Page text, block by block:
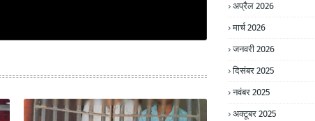
अप्रैल 2026
मार्च 2026
जनवरी 2026
दिसंबर 2025
नवंबर 2025
अक्टूबर 2025